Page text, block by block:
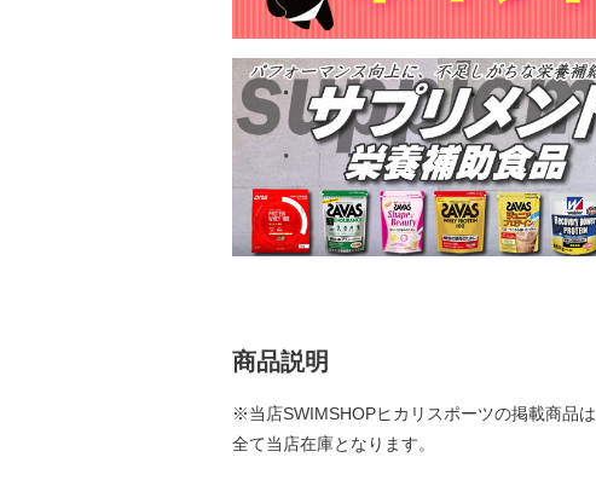
商品説明
※当店SWIMSHOPヒカリスポーツの掲載商品は
全て当店在庫となります。